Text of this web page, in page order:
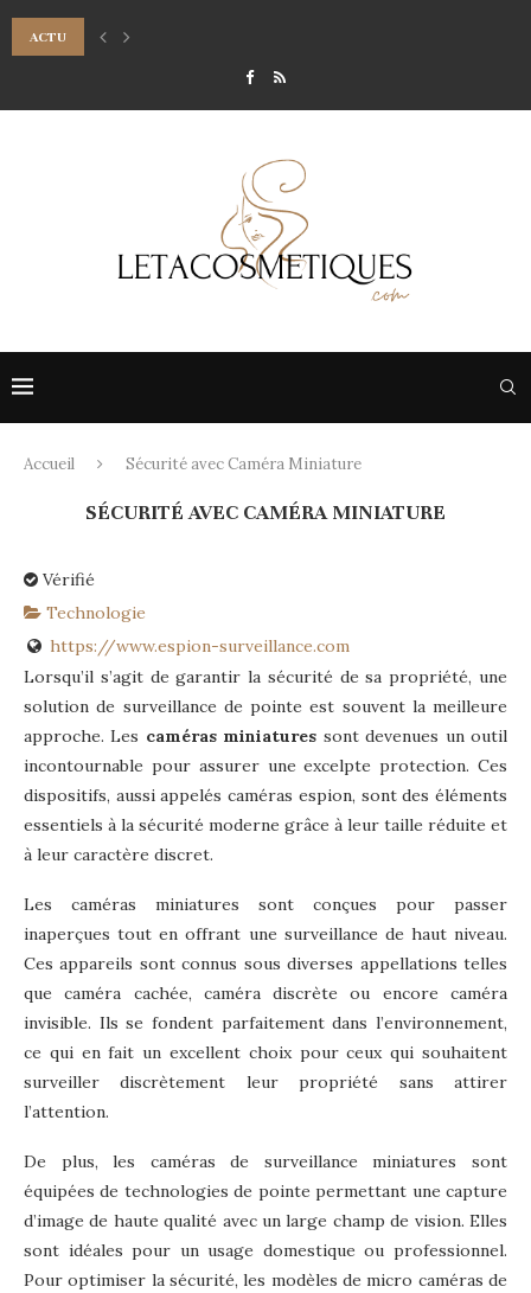
ACTU
7 CONSEILS POUR RÉUSSIR SON MAQUILLAGE DE SOIRÉE LUMINEUX
Accueil Sécurité avec Caméra Miniature
SÉCURITÉ AVEC CAMÉRA MINIATURE
Vérifié
Technologie
https://www.espion-surveillance.com
Lorsqu’il s’agit de garantir la sécurité de sa propriété, une
solution de surveillance de pointe est souvent la meilleure
approche. Les caméras miniatures sont devenues un outil
incontournable pour assurer une excelpte protection. Ces
dispositifs, aussi appelés caméras espion, sont des éléments
essentiels à la sécurité moderne grâce à leur taille réduite et
à leur caractère discret.
Les caméras miniatures sont conçues pour passer
inaperçues tout en offrant une surveillance de haut niveau.
Ces appareils sont connus sous diverses appellations telles
que caméra cachée, caméra discrète ou encore caméra
invisible. Ils se fondent parfaitement dans l’environnement,
ce qui en fait un excellent choix pour ceux qui souhaitent
surveiller discrètement leur propriété sans attirer
l’attention.
De plus, les caméras de surveillance miniatures sont
équipées de technologies de pointe permettant une capture
d’image de haute qualité avec un large champ de vision. Elles
sont idéales pour un usage domestique ou professionnel.
Pour optimiser la sécurité, les modèles de micro caméras de